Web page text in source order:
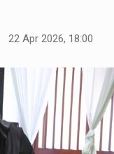
22 Apr 2026, 18:00